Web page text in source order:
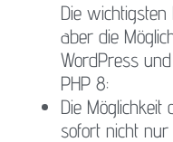
Die
aber die
WordPress
PHP 8:
Die
sofort nicht